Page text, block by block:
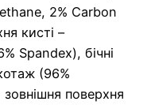
2% Carbon
кисті –
Spandex), бічні
(96%
поверхня